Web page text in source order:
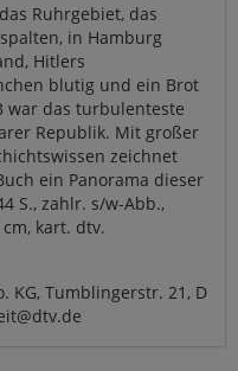
Ruhrgebiet, das
in Hamburg
Hitlers
blutig und ein Brot
war das turbulenteste
Republik. Mit großer
zeichnet
ein Panorama dieser
S., zahlr. s/w-Abb.,
cm, kart. dtv.
KG, Tumblingerstr. 21, D